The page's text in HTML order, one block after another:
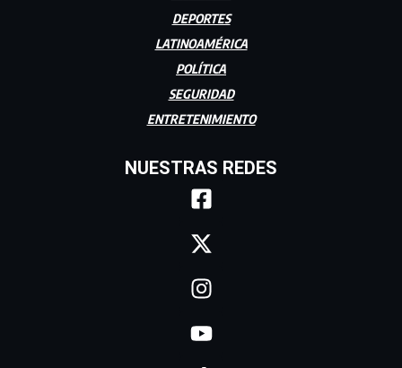
DEPORTES
LATINOAMÉRICA
POLÍTICA
SEGURIDAD
ENTRETENIMIENTO
NUESTRAS REDES